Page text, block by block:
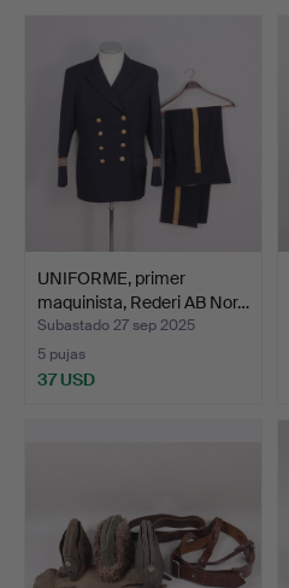
UNIFORME, primer
maquinista, Rederi AB Nor…
Subastado 27 sep 2025
5 pujas
37 USD